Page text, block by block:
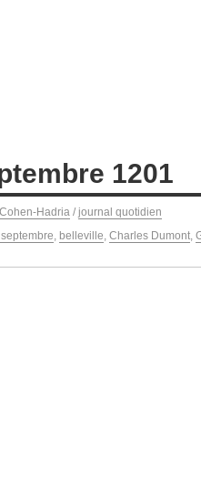
1201
Hadria / journal quotidien
, belleville, Charles Dumont,